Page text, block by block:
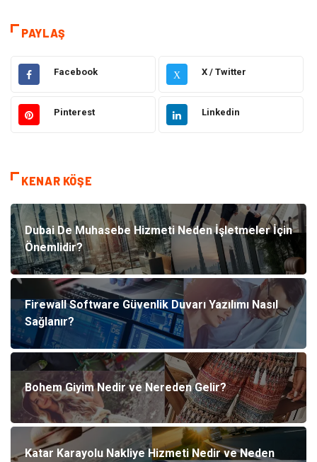
Elektrik & Elektronik Gıda
Güzellik & Bakım Otomotiv
Tatil
Bilgisayar & Yazılım Genel Kültür
Mobilya Emlak
Turizm Tekstil
Plaka Tanıma Sistemleri Hediyelik Eşya
Aksesuar Bebek Giyim
Tarım & Hayvancılık Moda
PAYLAŞ
Facebook X X / Twitter
Pinterest Linkedin
KENAR KÖŞE
Dubai De Muhasebe Hizmeti Neden İşletmeler İçin
Önemlidir?
Firewall Software Güvenlik Duvarı Yazılımı Nasıl
Sağlanır?
Bohem Giyim Nedir ve Nereden Gelir?
Katar Karayolu Nakliye Hizmeti Nedir ve Neden